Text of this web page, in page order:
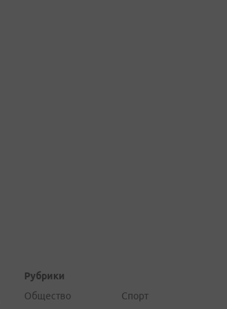
Рубрики
Общество
Спорт